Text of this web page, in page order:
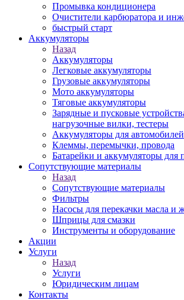
Промывка кондиционера
Очистители карбюратора и
быстрый старт
Аккумуляторы
Назад
Аккумуляторы
Легковые аккумуляторы
Грузовые аккумуляторы
Мото аккумуляторы
Тяговые аккумуляторы
Зарядные и пусковые
нагрузочные вилки, тестеры
Аккумуляторы для автомобилей
Клеммы, перемычки, провода
Батарейки и аккумуляторы для
Сопутствующие материалы
Назад
Сопутствующие материалы
Фильтры
Насосы для перекачки масла и
Шприцы для смазки
Инструменты и оборудование
Акции
Услуги
Назад
Услуги
Юридическим лицам
Контакты